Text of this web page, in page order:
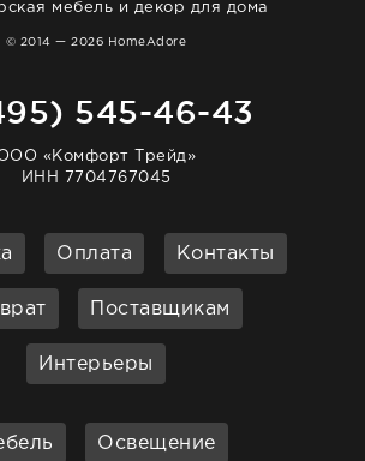
мебель и декор для дома
© 2014 — 2026 HomeAdore
545-46-43
«Комфорт Трейд»
ИНН 7704767045
Оплата Контакты
Поставщикам
Интерьеры
Освещение